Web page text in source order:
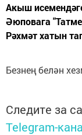
Акыш
Әюповага
Рәхмәт хатын
Безнең белән
Следите за
Telegram-